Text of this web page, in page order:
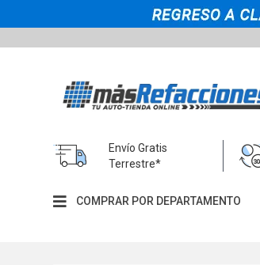
Envío Gratis
Terrestre*
COMPRAR POR DEPARTAMENTO